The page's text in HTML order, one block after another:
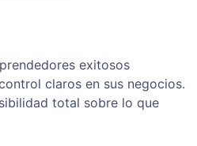
exitosos
claros en sus negocios.
total sobre lo que